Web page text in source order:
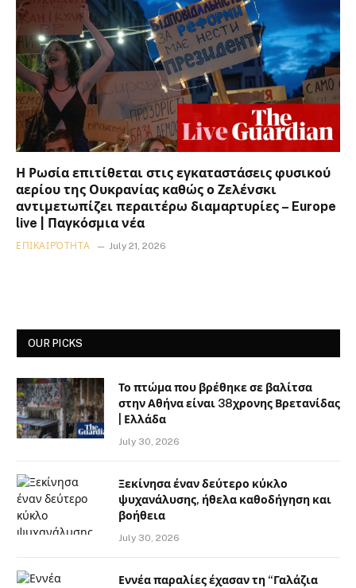
Η Ρωσία επιτίθεται στις εγκαταστάσεις φυσικού
αερίου της Ουκρανίας καθώς ο Ζελένσκι
αντιμετωπίζει περαιτέρω διαμαρτυρίες – Europe
live | Παγκόσμια νέα
ΕΠΙΚΑΙΡΌΤΗΤΑ July 21, 2026
OUR PICKS
Το πτώμα που βρέθηκε σε βαλίτσα
στην Αθήνα είναι 38χρονης Βρετανίδας
| Ελλάδα
July 30, 2026
Ξεκίνησα έναν δεύτερο κύκλο
ψυχανάλυσης, ήθελα καθοδήγηση και
βοήθεια
July 30, 2026
Εννέα παραλίες έχασαν τη “Γαλάζια